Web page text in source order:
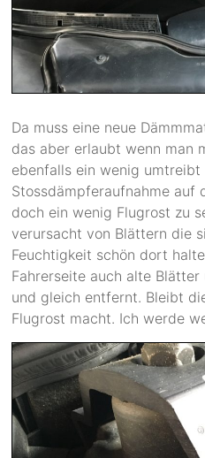
Da muss eine neue
das aber erlaubt wenn man
ebenfalls ein wenig
Stossdämpferaufnahme auf
doch ein wenig Flugrost zu
verursacht von Blättern die
Feuchtigkeit schön dort
Fahrerseite auch alte
und gleich entfernt. Bleibt
Flugrost macht. Ich werde